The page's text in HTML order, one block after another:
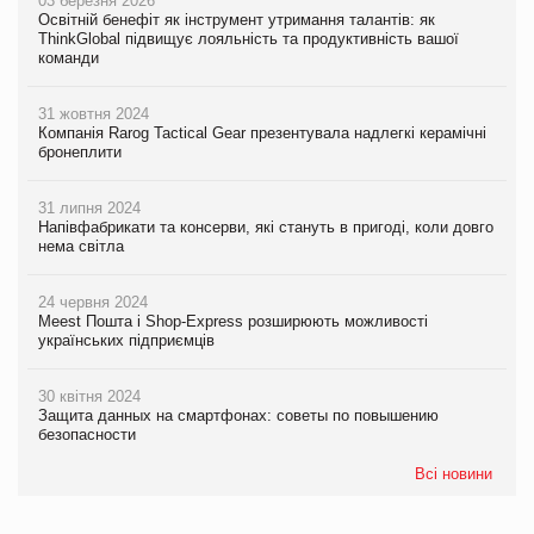
Освітній бенефіт як інструмент утримання талантів: як
ThinkGlobal підвищує лояльність та продуктивність вашої
команди
31 жовтня 2024
Компанія Rarog Tactical Gear презентувала надлегкі керамічні
бронеплити
31 липня 2024
Напівфабрикати та консерви, які стануть в пригоді, коли довго
нема світла
24 червня 2024
Meest Пошта і Shop-Express розширюють можливості
українських підприємців
30 квітня 2024
Защита данных на смартфонах: советы по повышению
безопасности
Всі новини